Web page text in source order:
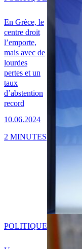
En Grèce, le
centre droit
l’emporte,
mais avec de
lourdes
pertes et un
taux
d’abstention
record
10.06.2024
2 MINUTES
POLITIQUE